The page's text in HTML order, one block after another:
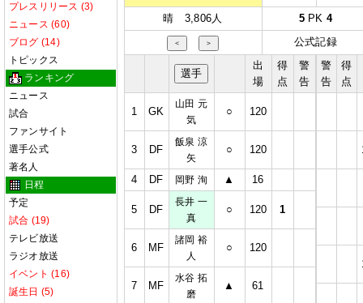
プレスリリース (3)
ニュース (60)
ブログ (14)
トピックス
ランキング
ニュース
試合
ファンサイト
選手公式
著名人
日程
予定
試合 (19)
テレビ放送
ラジオ放送
イベント (16)
誕生日 (5)
晴 3,806人 5PK4
＜ ＞ 公式記録
選手
出
場
得
点
警
告
1 GK
山田 元
気
○ 120
3 DF
飯泉 涼
矢
○ 120
4 DF 岡野 洵 ▲ 16
5 DF
長井 一
真
○ 120 1
6 MF
諸岡 裕
人
○ 120
7 MF
水谷 拓
磨
▲ 61
警
告
得
点